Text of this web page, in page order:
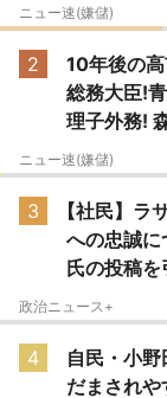
ニュー速(嫌儲)
2
10年後の
総務大臣!
理子外務!
ニュー速(嫌儲)
3
【社民】ラ
への忠誠
氏の投稿
政治ニュース+
4
自民・小
だまされ